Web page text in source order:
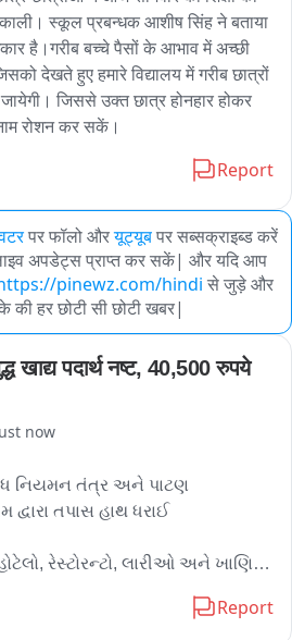
स्कूल प्रबन्धक आशीष सिंह ने बताया
है।गरीब बच्चे पैसों के आभाव में अच्छी
देखते हुए हमारे विद्यालय में गरीब छात्रों
जायेगी। जिससे उक्त छात्र होनहार होकर
रोशन कर सकें।
Report
पर फॉलो औरयूट्यूबपर सब्सक्राइब्ड करें
अपडेट्स प्राप्त कर सकें| और यदि आप
pinewz.com/hindi से जुड़े और
की हर छोटी सी छोटी खबर|
खाद्य पदार्थ नष्ट, 40,500 रुपये
now
નિયમન તંત્ર અને પાટણ
તપાસ હાથ ધરાઈ
રેસ્ટોરન્ટો, લારીઓ અને ખાણિ-
Report